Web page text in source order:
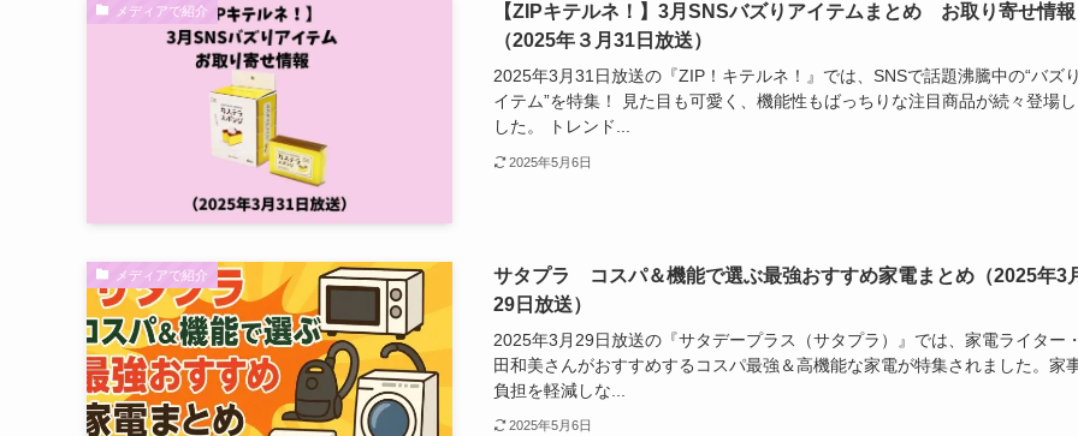
メディアで紹介
【ZIPキテルネ！】3月SNSバズりアイテムまとめ お取り寄せ情報
（2025年３月31日放送）
2025年3月31日放送の『ZIP！キテルネ！』では、SNSで話題沸騰中の“バズ
イテム”を特集！ 見た目も可愛く、機能性もばっちりな注目商品が続々登場し
した。 トレンド...
2025年5月6日
メディアで紹介
サタプラ コスパ＆機能で選ぶ最強おすすめ家電まとめ（2025年3
29日放送）
2025年3月29日放送の『サタデープラス（サタプラ）』では、家電ライター
田和美さんがおすすめするコスパ最強＆高機能な家電が特集されました。家
負担を軽減しな...
2025年5月6日